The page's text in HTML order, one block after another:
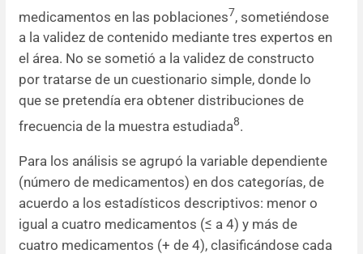
medicamentos en las poblaciones7, sometiéndose
a la validez de contenido mediante tres expertos en
el área. No se sometió a la validez de constructo
por tratarse de un cuestionario simple, donde lo
que se pretendía era obtener distribuciones de
frecuencia de la muestra estudiada8.
Para los análisis se agrupó la variable dependiente
(número de medicamentos) en dos categorías, de
acuerdo a los estadísticos descriptivos: menor o
igual a cuatro medicamentos (≤ a 4) y más de
cuatro medicamentos (+ de 4), clasificándose cada